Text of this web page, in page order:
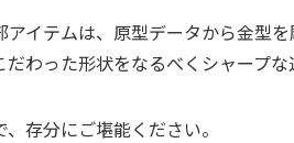
イテムは、原型データから金型を
わった形状をなるべくシャープな
存分にご堪能ください。